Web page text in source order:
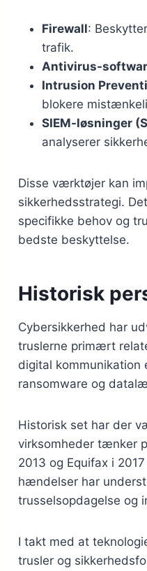
Firewall:
trafik.
Antivirus-
Intrusion
blokere
SIEM-løsninger
analyserer
Disse værktøjer kan
sikkerhedsstrategi.
specifikke behov og
bedste beskyttelse.
Historisk
Cybersikkerhed har
truslerne primært
digital kommunikation
ransomware og
Historisk set har der
virksomheder tænker
2013 og Equifax i
hændelser har
trusselsopdagelse og
I takt med at
trusler og